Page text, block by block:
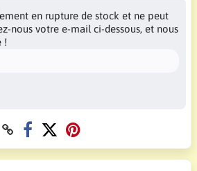
en rupture de stock et ne peut
nous votre e-mail ci-dessous, et nous
!